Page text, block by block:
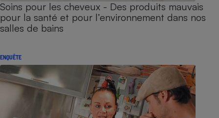
Soins pour les cheveux - Des produits mauvais
pour la santé et pour l’environnement dans nos
salles de bains
ENQUÊTE